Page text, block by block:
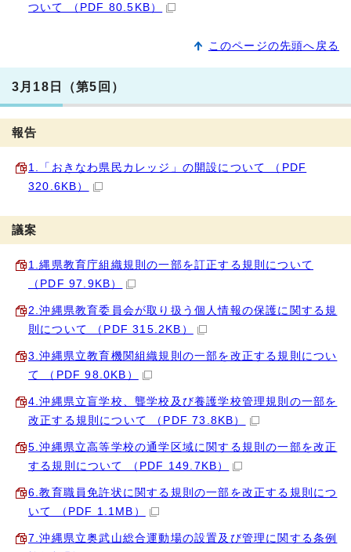
ついて （PDF 80.5KB）
このページの先頭へ戻る
3月18日（第5回）
報告
1.「おきなわ県民カレッジ」の開設について （PDF
320.6KB）
議案
1.縄県教育庁組織規則の一部を訂正する規則について
（PDF 97.9KB）
2.沖縄県教育委員会が取り扱う個人情報の保護に関する規
則について （PDF 315.2KB）
3.沖縄県立教育機関組織規則の一部を改正する規則につい
て （PDF 98.0KB）
4.沖縄県立盲学校、聾学校及び養護学校管理規則の一部を
改正する規則について （PDF 73.8KB）
5.沖縄県立高等学校の通学区域に関する規則の一部を改正
する規則について （PDF 149.7KB）
6.教育職員免許状に関する規則の一部を改正する規則につ
いて （PDF 1.1MB）
7.沖縄県立奥武山総合運動場の設置及び管理に関する条例